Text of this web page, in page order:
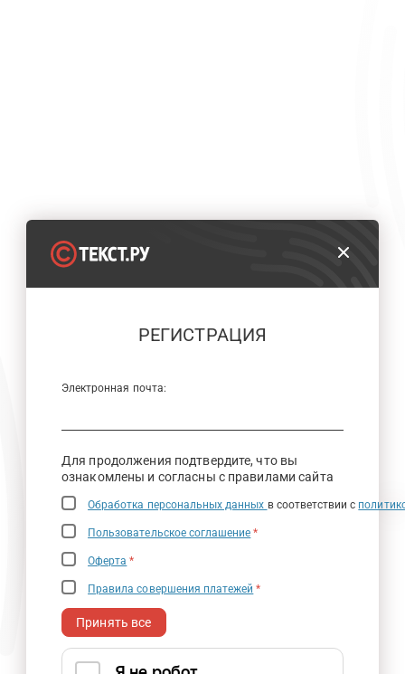
РЕГИСТРАЦИЯ
Электронная почта:
Для продолжения подтвердите, что вы
ознакомлены и согласны с правилами сайта
Обработка персональных данных в соответствии с
Пользовательское соглашение *
Оферта *
Правила совершения платежей *
Принять все